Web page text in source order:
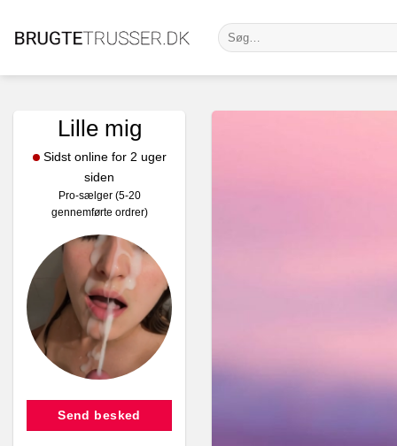
Søg
efter:
Lille mig
Sidst online for 2 uger
siden
Pro-sælger (5-20
gennemførte ordrer)
Send besked